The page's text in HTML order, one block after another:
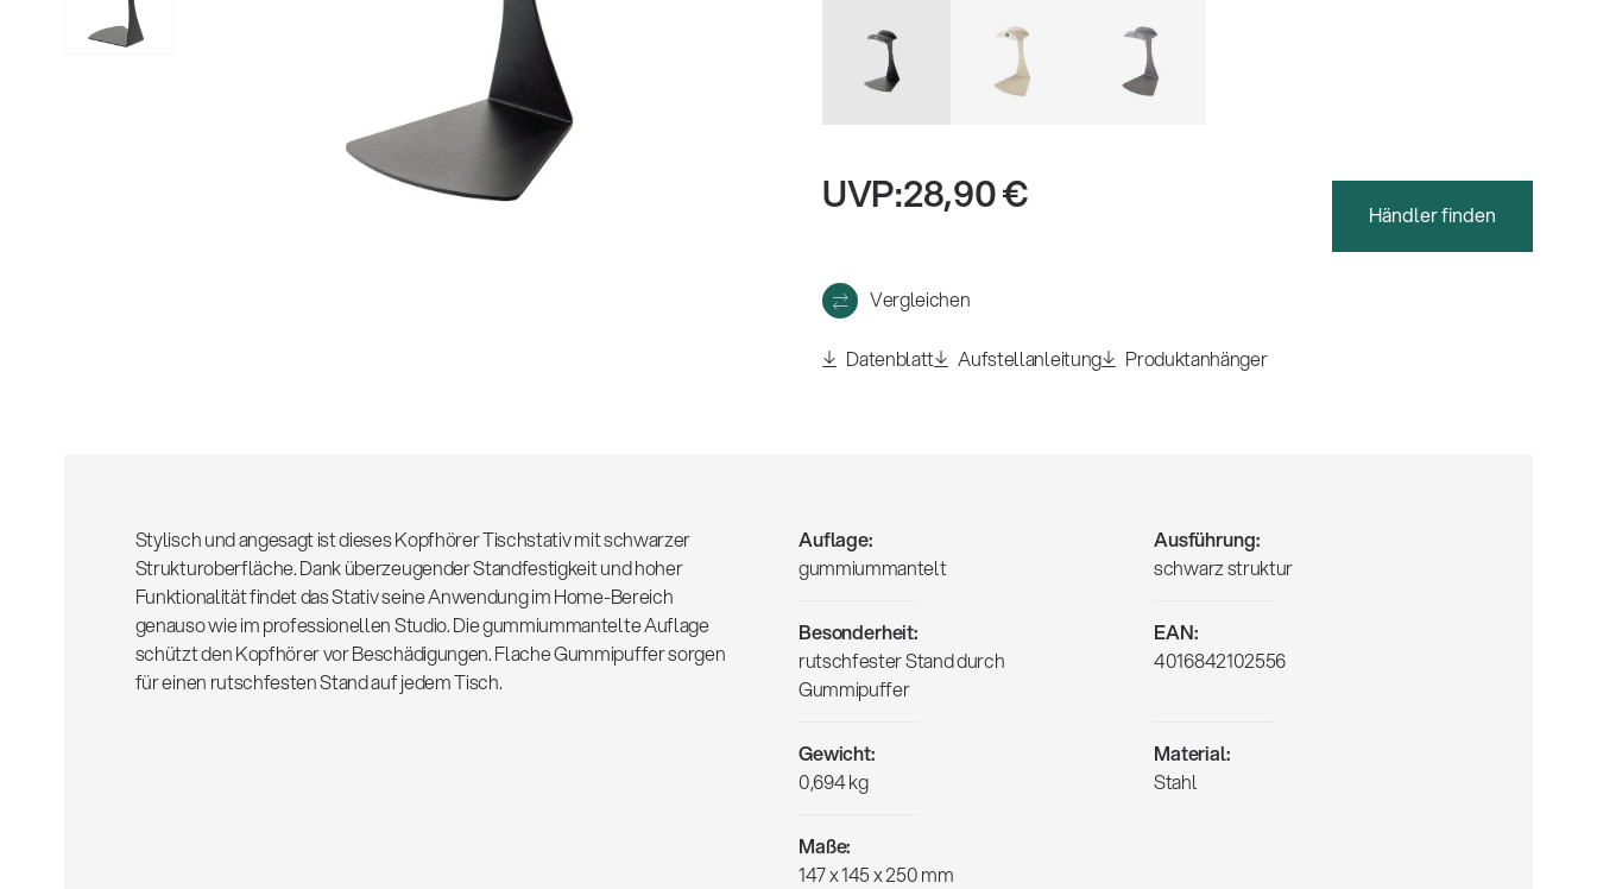
UVP:28,90 € Händler finden
Vergleichen
Datenblatt Aufstellanleitung Produktanhänger
Stylisch und angesagt ist dieses Kopfhörer Tischstativ mit schwarzer
Strukturoberfläche. Dank überzeugender Standfestigkeit und hoher
Funktionalität findet das Stativ seine Anwendung im Home-Bereich
genauso wie im professionellen Studio. Die gummiummantelte Auflage
schützt den Kopfhörer vor Beschädigungen. Flache Gummipuffer sorgen
für einen rutschfesten Stand auf jedem Tisch.
Auflage:
gummiummantelt
Ausführung:
schwarz struktur
Besonderheit:
rutschfester Stand durch
Gummipuffer
EAN:
4016842102556
Gewicht:
0,694 kg
Material:
Stahl
Maße:
147 x 145 x 250 mm